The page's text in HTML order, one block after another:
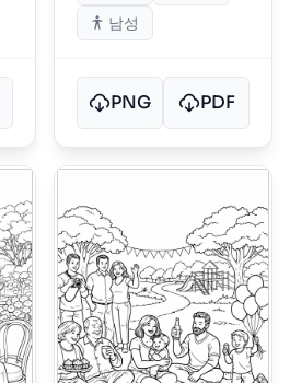
남성
PNG PDF